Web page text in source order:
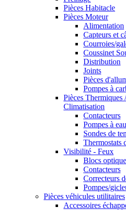
Pièces Habitacle
Pièces Moteur
Alimentation
Capteurs et
Courroies/
Coussinet
Distribution
Joints
Pièces
Pompes à
Pièces Thermiques
Climatisation
Contacteurs
Pompes à eau
Sondes de
Thermostats
Visibilité - Feux
Blocs
Contacteurs
Correcteurs
Pompes/
Pièces véhicules utilitaires
Accessoires